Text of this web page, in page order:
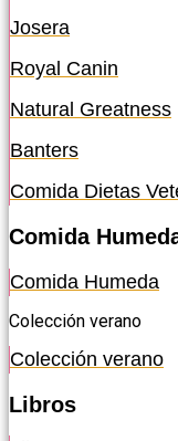
Josera
Royal Canin
Natural Greatness
Banters
Comida Dietas
Comida
Comida Humeda
Colección verano
Colección verano
Libros